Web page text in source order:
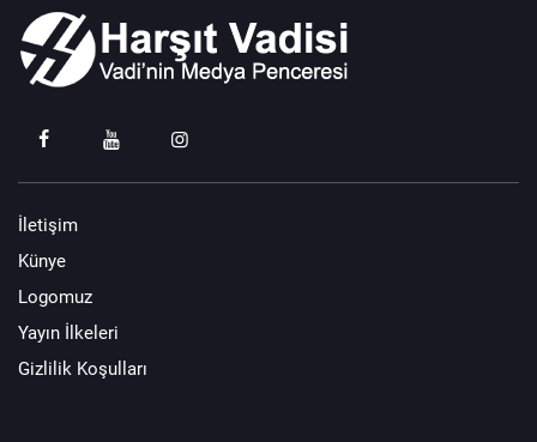
İletişim
Künye
Logomuz
Yayın İlkeleri
Gizlilik Koşulları